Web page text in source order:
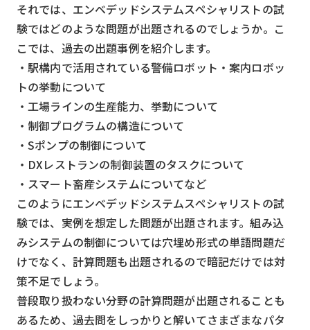
それでは、エンベデッドシステムスペシャリストの試
験ではどのような問題が出題されるのでしょうか。こ
こでは、過去の出題事例を紹介します。
・駅構内で活用されている警備ロボット・案内ロボッ
トの挙動について
・工場ラインの生産能力、挙動について
・制御プログラムの構造について
・Sポンプの制御について
・DXレストランの制御装置のタスクについて
・スマート畜産システムについてなど
このようにエンベデッドシステムスペシャリストの試
験では、実例を想定した問題が出題されます。組み込
みシステムの制御については穴埋め形式の単語問題だ
けでなく、計算問題も出題されるので暗記だけでは対
策不足でしょう。
普段取り扱わない分野の計算問題が出題されることも
あるため、過去問をしっかりと解いてさまざまなパタ